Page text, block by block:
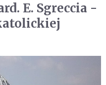
E. Sgreccia -